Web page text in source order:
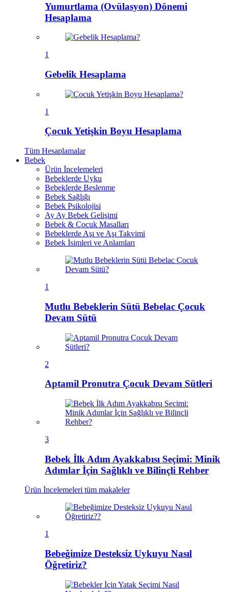
Yumurtlama (Ovülasyon) Dönemi
Hesaplama
1
Gebelik Hesaplama
1
Çocuk Yetişkin Boyu Hesaplama
Tüm Hesaplamalar
Bebek
Ürün İncelemeleri
Bebeklerde Uyku
Bebeklerde Beslenme
Bebek Sağlığı
Bebek Psikolojisi
Ay Ay Bebek Gelişimi
Bebek & Çocuk Masalları
Bebeklerde Aşı ve Aşı Takvimi
Bebek İsimleri ve Anlamları
1
Mutlu Bebeklerin Sütü Bebelac Çocuk
Devam Sütü
2
Aptamil Pronutra Çocuk Devam Sütleri
3
Bebek İlk Adım Ayakkabısı Seçimi: Minik
Adımlar İçin Sağlıklı ve Bilinçli Rehber
Ürün İncelemeleri tüm makaleler
1
Bebeğimize Desteksiz Uykuyu Nasıl
Öğretiriz?